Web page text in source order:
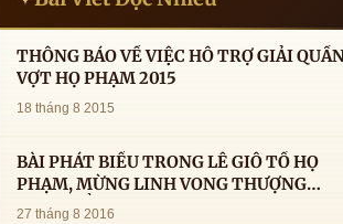
THÔNG BÁO VỀ VIỆC HỖ TRỢ GIẢI QUẦN
VỢT HỌ PHẠM 2015
18 tháng 8 2015
BÀI PHÁT BIỂU TRONG LÊ GIỖ TỔ HỌ
PHẠM, MỪNG LINH VONG THƯỢNG
THỦY TỔ HỌ PHẠM AN VỊ TAI CÀ MAU- (
27 tháng 8 2016